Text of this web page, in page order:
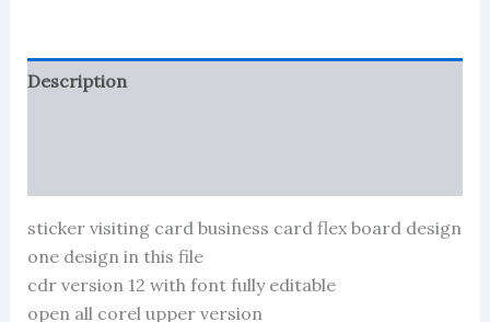
Description
sticker visiting card business card flex board design
one design in this file
cdr version 12 with font fully editable
open all corel upper version